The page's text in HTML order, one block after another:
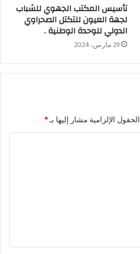
تأسيس المكتب الجهوي للشباب
لجهة العيون للتكتل الصحراوي
الدولي للوحدة الوطنية .
29 مارس، 2024
الحقول الإلزامية مشار إليها بـ*